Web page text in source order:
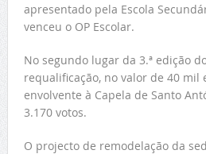
apresentado pela Escola
venceu o OP Escolar.
No segundo lugar da 3.ª edição
requalificação, no valor de 40 mil
envolvente à Capela de Santo
3.170 votos.
O projecto de remodelação da